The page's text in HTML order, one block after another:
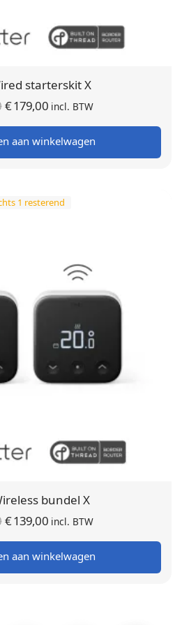
starterskit X
Oorspronkelijke
prijs was:
€ 199,00.
€179,00 Huidige
prijs is:
€ 179,00.
incl. BTW
aan winkelwagen
1 resterend
bundel X
Oorspronkelijke
prijs was:
€ 198,00.
€139,00 Huidige
prijs is:
€ 139,00.
incl. BTW
aan winkelwagen